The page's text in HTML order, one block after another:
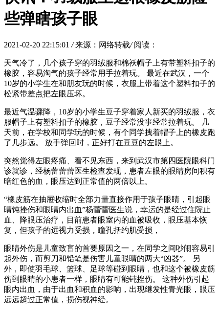
些弹瞎孩子眼
2021-02-20 22:15:01/ 来源：网络转载/ 阅读：
天气冷了，几个孩子穿的羽绒服和棉袄帽子上有带塑料扣子的
橡胶，容易淘气的孩子经常用手拉着玩。 最近在武汉，一个
10岁的小学生在和朋友玩的时候，衣服上带着这个塑料扣子的
松紧带差点把左眼压坏。
最近气温骤降，10岁的小学生豆子穿着家人新买的羽绒服，衣
服帽子上有塑料扣子的橡胶，豆子经常没事经常拉着玩。 几
天前，在学校和同学玩的时候，有个同学拽着帽子上的橡皮跑
了几步远。 放手弹回时，正好打在豆豆的左眼上。
突然觉得左眼疼痛、看不见东西，来到武汉市第四医院眼科门
诊就诊，经杨蕾蕾蕾医生检查发现，患者左眼的眼睛房间积有
暗红色的血，眼压达到正常值的两倍以上。
“橡皮筋在抽屉收缩时全部力量直接作用于孩子眼睛，引起眼
睛钝挫伤和眼睛内出血”杨蕾蕾医生说，幸运的是经过住院止
血、降眼压治疗，目前患者眼室内的血被吸收，眼压基本恢
复，但孩子的远视力受损，瞳孔括约肌受损，
眼睛外伤是儿童致盲的首要原因之一，在同学之间吵闹容易引
起外伤，而剪刀和铅笔是伤害儿童眼睛的两大“凶器”。 另
外，即使羽毛球、篮球、足球等碰到眼睛，也和这个被橡皮筋
伤到眼睛的小患者一样，眼睛有可能钝挫伤。 这种外伤引起
眼内出血，由于出血和积血的影响，出现继发性青光眼，眼压
远远超过正常值，损伤视神经。